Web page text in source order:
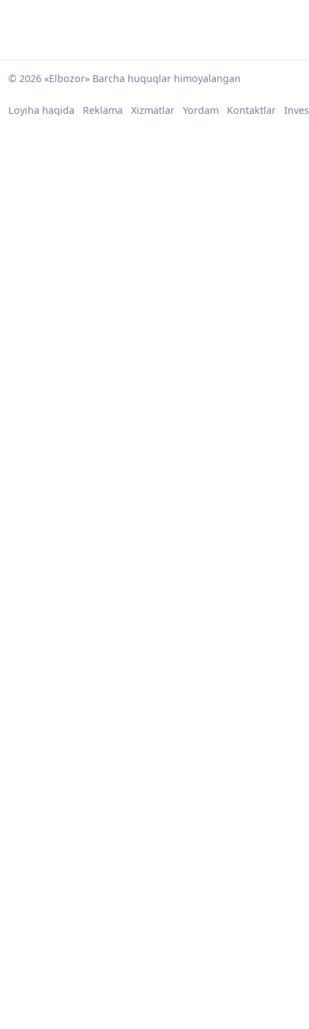
© 2026 «Elbozor» Barcha huquqlar himoyalangan
Loyiha haqida Reklama Xizmatlar Yordam Kontaktlar